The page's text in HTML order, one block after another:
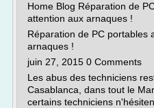
Home Blog Réparation de
attention aux arnaques !
Réparation de PC portables
arnaques !
juin 27, 2015 0 Comments
Les abus des techniciens
Casablanca, dans tout le
certains techniciens